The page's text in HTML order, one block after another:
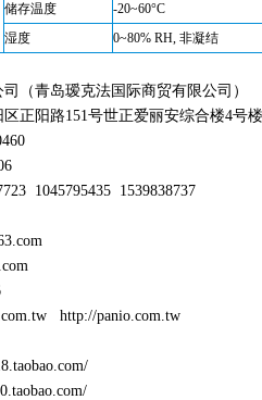
储存温度
-20~60°C
湿度
0~80% RH, 非凝结
（青岛瑷克法国际商贸有限公司）
正阳路151号世正爱丽安综合楼4号
1045795435 1539838737
http://panio.com.tw